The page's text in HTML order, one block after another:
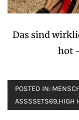
Das sind
hot
POSTED IN:
ASSSSETS69,HIGH